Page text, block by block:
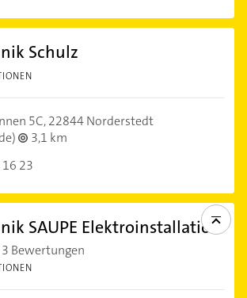
Schulz
5C,22844 Norderstedt
3,1 km
23
SAUPE Elektroinstallation
3 Bewertungen